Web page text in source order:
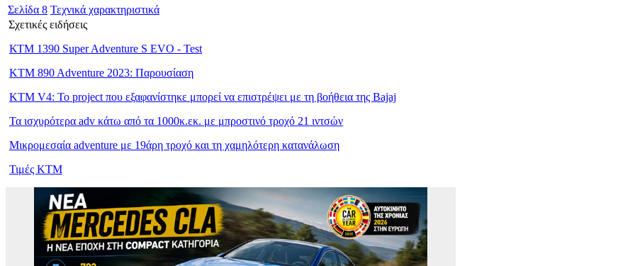
Σελίδα 8 Τεχνικά χαρακτηριστικά
Σχετικές ειδήσεις
ΚΤΜ 1390 Super Adventure S EVO - Test
KTM 890 Adventure 2023: Παρουσίαση
KTM V4: Το project που εξαφανίστηκε μπορεί να επιστρέψει με τη βοήθεια της Bajaj
Τα ισχυρότερα adv κάτω από τα 1000κ.εκ. με μπροστινό τροχό 21 ιντσών
Μικρομεσαία adventure με 19άρη τροχό και τη χαμηλότερη κατανάλωση
Τιμές KTM